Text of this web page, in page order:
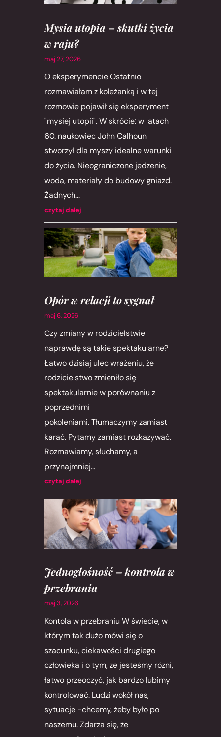
Mysia utopia – skutki życia
w raju?
maj 27, 2026
O eksperymencie Ostatnio
rozmawiałam z koleżanką i w tej
rozmowie pojawił się eksperyment
"mysiej utopii". W skrócie: w latach
60. naukowiec John Calhoun
stworzył dla myszy idealne warunki
do życia. Nieograniczone jedzenie,
woda, materiały do budowy gniazd.
Żadnych...
czytaj dalej
Opór w relacji to sygnał
maj 6, 2026
Czy zmiany w rodzicielstwie
naprawdę są takie spektakularne?
Łatwo dzisiaj ulec wrażeniu, że
rodzicielstwo zmieniło się
spektakularnie w porównaniu z
poprzednimi
pokoleniami. Tłumaczymy zamiast
karać. Pytamy zamiast rozkazywać.
Rozmawiamy, słuchamy, a
przynajmniej...
czytaj dalej
Jednogłośność – kontrola w
przebraniu
maj 3, 2026
Kontola w przebraniu W świecie, w
którym tak dużo mówi się o
szacunku, ciekawości drugiego
człowieka i o tym, że jesteśmy różni,
łatwo przeoczyć, jak bardzo lubimy
kontrolować. Ludzi wokół nas,
sytuacje -chcemy, żeby było po
naszemu. Zdarza się, że